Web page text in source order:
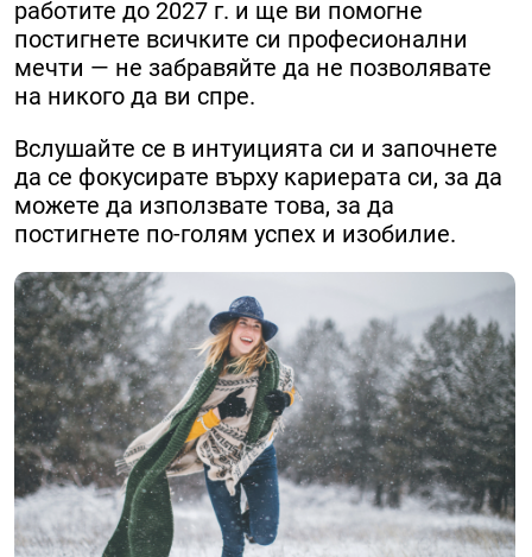
работите до 2027 г. и ще ви помогне
постигнете всичките си професионални
мечти — не забравяйте да не позволявате
на никого да ви спре.
Вслушайте се в интуицията си и започнете
да се фокусирате върху кариерата си, за да
можете да използвате това, за да
постигнете по-голям успех и изобилие.